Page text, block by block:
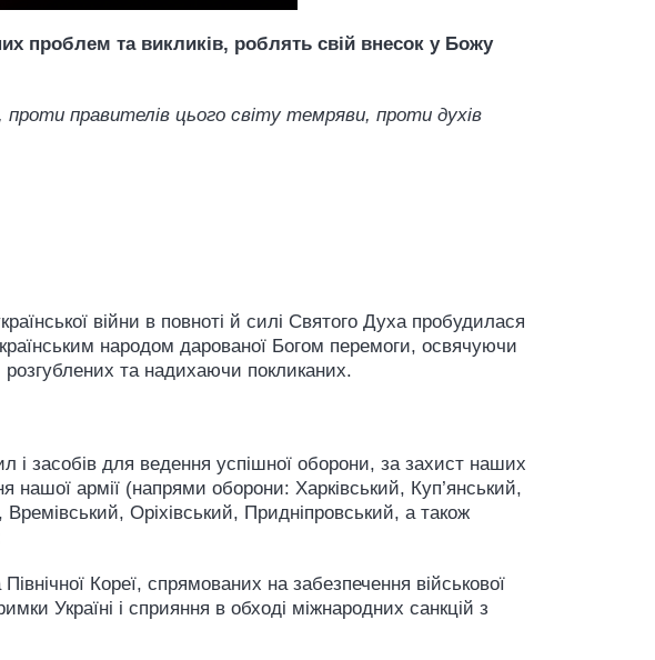
проблем та викликів, роблять свій внесок у Божу
правителів цього світу темряви, проти духів
війни в повноті й силі Святого Духа пробудилася
народом дарованої Богом перемоги, освячуючи
та надихаючи покликаних.
і засобів для ведення успішної оборони, за захист наших
нашої армії (напрями оборони: Харківський, Куп’янський,
Оріхівський, Придніпровський, а також
Кореї, спрямованих на забезпечення військової
Україні і сприяння в обході міжнародних санкцій з